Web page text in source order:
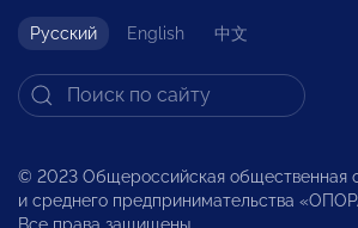
Русский English 中文
© 2023 Общероссийская общественная
и среднего предпринимательства
Все права защищены.